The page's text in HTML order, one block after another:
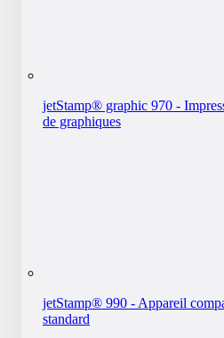
jetStamp® graphic 970 -
de graphiques
jetStamp® 990 - Appareil
standard